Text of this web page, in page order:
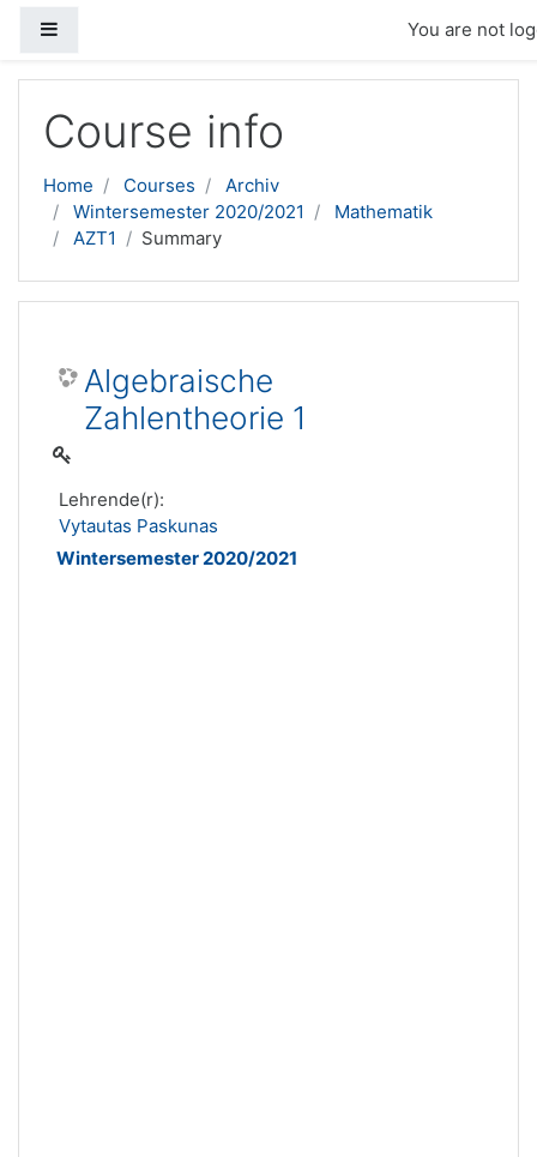
You are not
Course info
Home Courses
Archiv
Wintersemester 2020/2021
Mathematik
AZT1
Summary
Algebraische
Zahlentheorie 1
Lehrende(r):
Vytautas Paskunas
Wintersemester 2020/2021